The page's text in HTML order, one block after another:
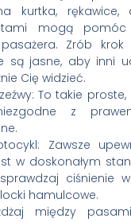
kurtka, rękawice,
mogą pomóc
Zrób
są jasne, aby inni
Cię widzieć.
To takie
z
Zawsze
w doskonałym
ciśnienie
hamulcowe.
między